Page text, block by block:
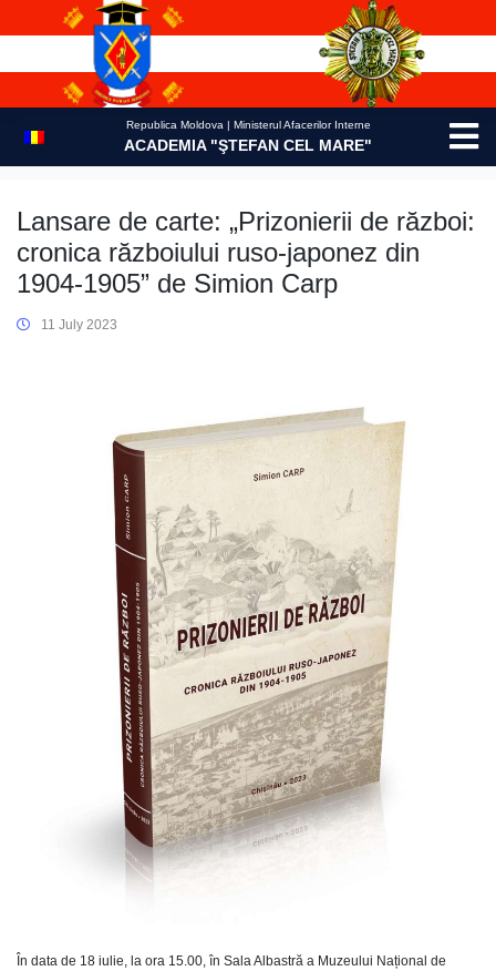
Republica Moldova | Ministerul Afacerilor Interne
ACADEMIA "ŞTEFAN CEL MARE"
Lansare de carte: „Prizonierii de război:
cronica războiului ruso-japonez din
1904-1905” de Simion Carp
11 July 2023
În data de 18 iulie, la ora 15.00, în Sala Albastră a Muzeului Național de